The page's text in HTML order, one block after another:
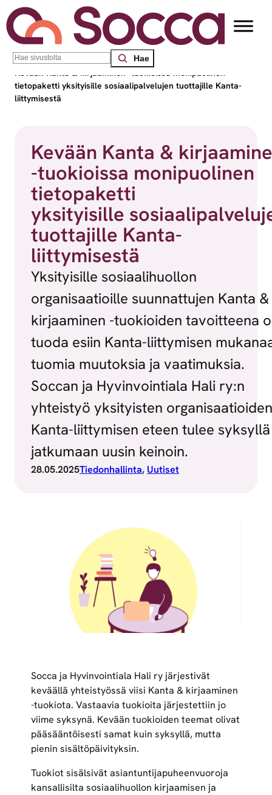
Siirry sisältöön
Search
Socca – Etelä-Suomen sosiaalialan osaamiskeskus
Kevään Kanta & kirjaaminen -tuokioissa monipuolinen
tietopaketti yksityisille sosiaalipalvelujen tuottajille Kanta-
liittymisestä
Kevään Kanta &
-tuokioissa monipuolinen
tietopaketti
yksityisille
tuottajille Kanta-
liittymisestä
Yksityisille sosiaalihuollon
organisaatioille suunnattujen Kanta &
kirjaaminen -tuokioiden tavoitteena
tuoda esiin Kanta-liittymisen
tuomia muutoksia ja vaatimuksia.
Soccan ja Hyvinvointiala Hali ry:n
yhteistyö yksityisten organisaatioiden
Kanta-liittymisen eteen tulee syksyllä
jatkumaan uusin keinoin.
28.05.2025Tiedonhallinta, Uutiset
Socca ja Hyvinvointiala Hali ry järjestivät
keväällä yhteistyössä viisi Kanta & kirjaaminen
-tuokiota. Vastaavia tuokioita järjestettiin jo
viime syksynä. Kevään tuokioiden teemat olivat
pääsääntöisesti samat kuin syksyllä, mutta
pienin sisältöpäivityksin.
Tuokiot sisälsivät asiantuntijapuheenvuoroja
kansallisilta sosiaalihuollon kirjaamisen ja